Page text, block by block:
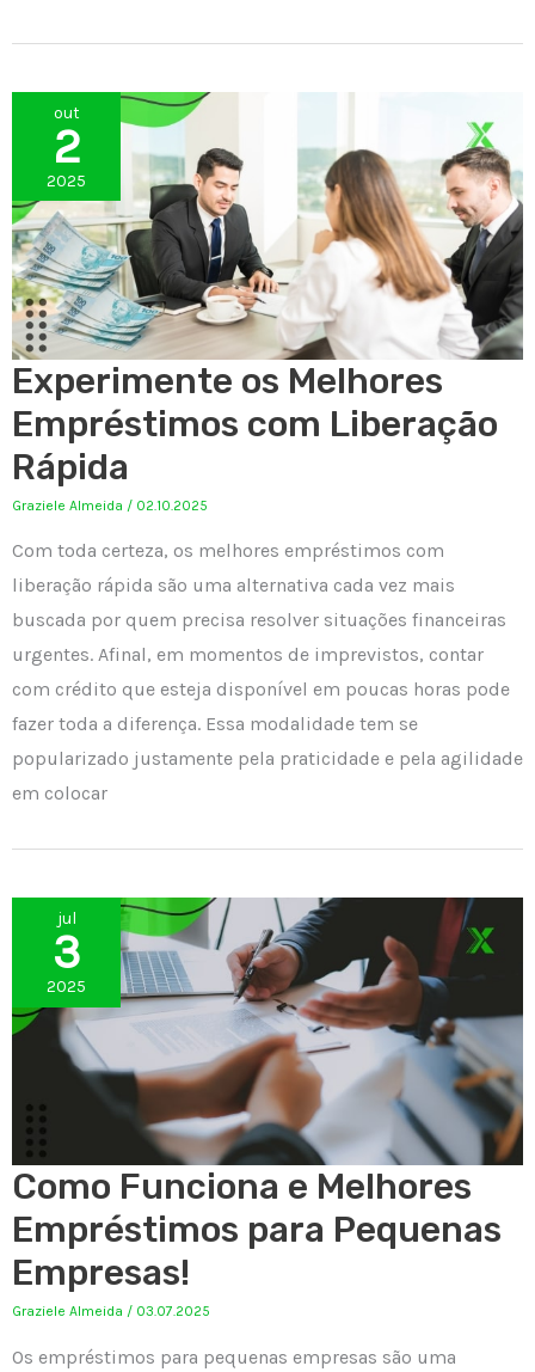
out
2
2025
Experimente os Melhores
Empréstimos com Liberação
Rápida
Graziele Almeida / 02.10.2025
Com toda certeza, os melhores empréstimos com
liberação rápida são uma alternativa cada vez mais
buscada por quem precisa resolver situações financeiras
urgentes. Afinal, em momentos de imprevistos, contar
com crédito que esteja disponível em poucas horas pode
fazer toda a diferença. Essa modalidade tem se
popularizado justamente pela praticidade e pela agilidade
em colocar
jul
3
2025
Como Funciona e Melhores
Empréstimos para Pequenas
Empresas!
Graziele Almeida / 03.07.2025
Os empréstimos para pequenas empresas são uma